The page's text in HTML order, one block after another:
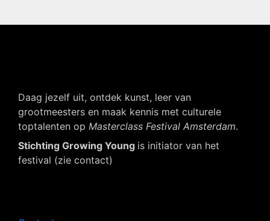
Daag jezelf uit, ontdek kunst, leer van
grootmeesters en maak kennis met culturele
toptalenten op Masterclass Festival Amsterdam.
Stichting Growing Young is initiator van het
festival (zie contact)